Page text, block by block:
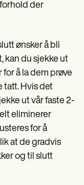
der
ønsker å bli
kan du sjekke ut
å la dem prøve
tatt. Hvis det
ut vår faste 2-
eliminerer
for å
at de gradvis
og til slutt